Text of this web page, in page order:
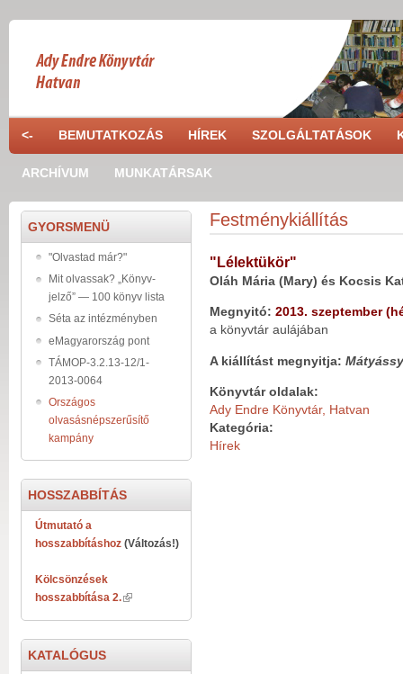
<- BEMUTATKOZÁS HÍREK SZOLGÁLTATÁSOK
ARCHÍVUM MUNKATÁRSAK
Festménykiállítás
"Lélektükör"
Oláh Mária (Mary) és Kocsis
Megnyitó: 2013. szeptember
a könyvtár aulájában
A kiállítást megnyitja:
Könyvtár oldalak:
Ady Endre Könyvtár, Hatvan
Kategória:
Hírek
GYORSMENÜ
"Olvastad már?"
Mit olvassak? „Könyv-
jelző” — 100 könyv lista
Séta az intézményben
eMagyarország pont
TÁMOP-3.2.13-12/1-
2013-0064
Országos
olvasásnépszerűsítő
kampány
HOSSZABBÍTÁS
Útmutató a
hosszabbításhoz (Változás!)
Kölcsönzések
hosszabbítása 2.
KATALÓGUS